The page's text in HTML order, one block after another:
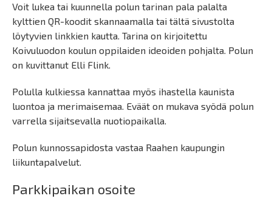
Voit lukea tai kuunnella polun tarinan pala palalta
kylttien QR-koodit skannaamalla tai tältä sivustolta
löytyvien linkkien kautta. Tarina on kirjoitettu
Koivuluodon koulun oppilaiden ideoiden pohjalta. Polun
on kuvittanut Elli Flink.
Polulla kulkiessa kannattaa myös ihastella kaunista
luontoa ja merimaisemaa. Eväät on mukava syödä polun
varrella sijaitsevalla nuotiopaikalla.
Polun kunnossapidosta vastaa Raahen kaupungin
liikuntapalvelut.
Parkkipaikan osoite